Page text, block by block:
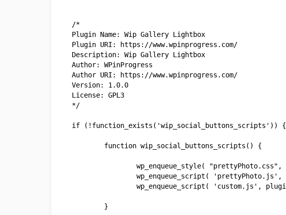
/*
Plugin Name: Wip Gallery Lightbox
Plugin URI: https://www.wpinprogress.com/
Description: Wip Gallery Lightbox
Author: WPinProgress
Author URI: https://www.wpinprogress.com/
Version: 1.0.0
License: GPL3
*/
if (!function_exists('wip_social_buttons_scripts')) {